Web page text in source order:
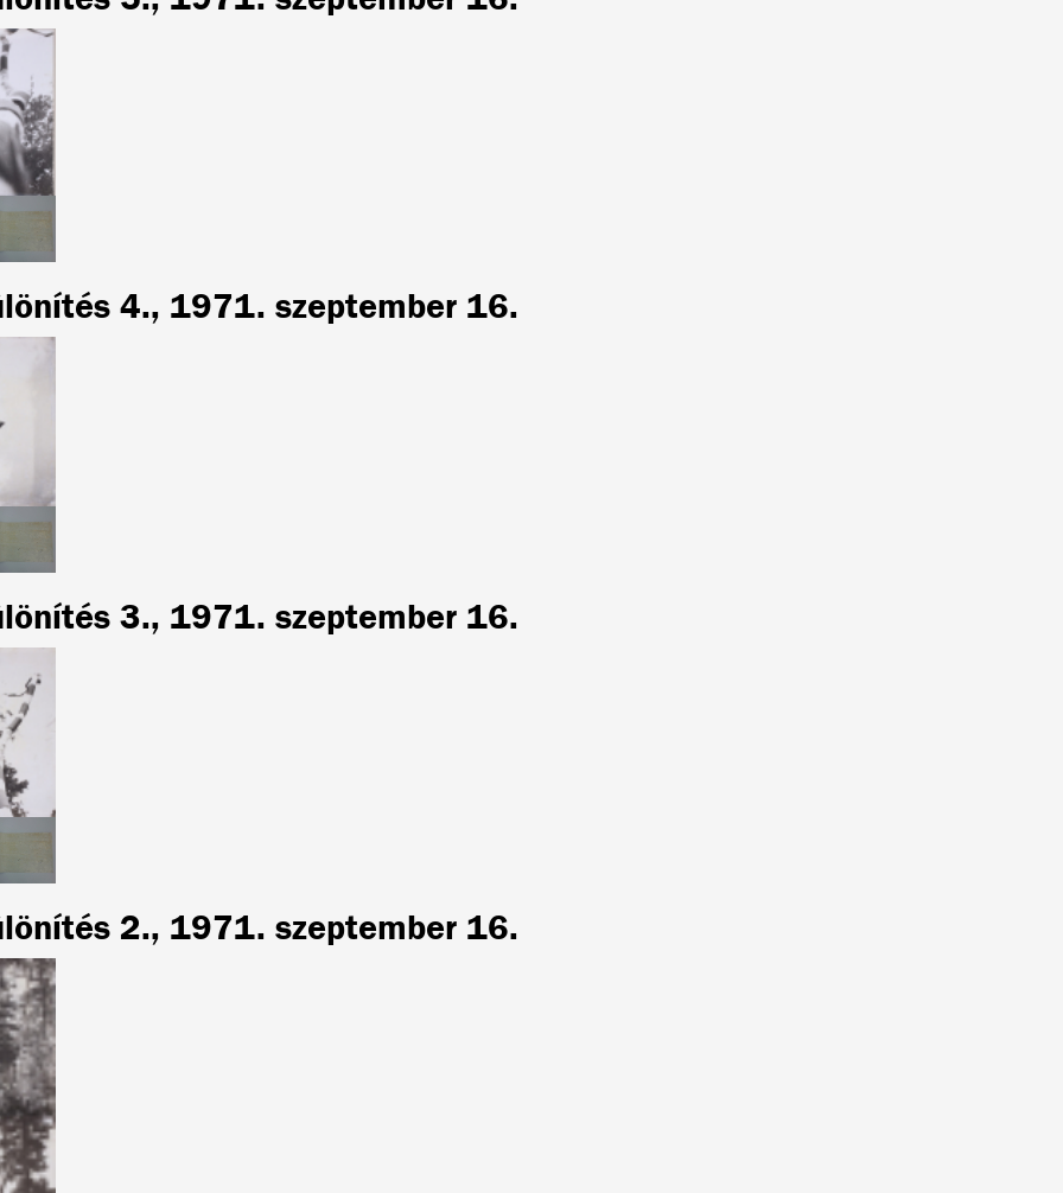
4., 1971. szeptember 16.
3., 1971. szeptember 16.
2., 1971. szeptember 16.